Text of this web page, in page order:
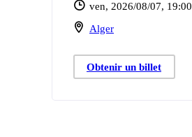
ven, 2026/08/07, 19:00
Alger
Obtenir un billet